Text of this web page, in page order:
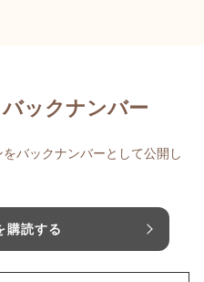
ックナンバー
バックナンバーとして公開し
購読する